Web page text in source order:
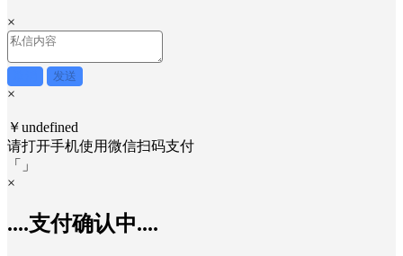
×
发送
×
￥undefined
请打开手机使用微信扫码支付
「
」
×
....支付确认中....